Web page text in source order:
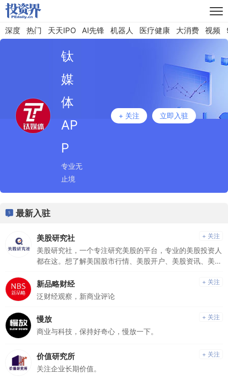
深度 热门 天天IPO AI先锋 机器人 医疗健康 大消费 视频
钛
媒
体
AP
P
专业无
止境
+ 关注 立即入驻
最新入驻
美股研究社 + 关注
美股研究社，一个专注研究美股的平台，专业的美股投资人
都在这。想了解美国股市行情、美股开户、美股资讯、美股
请关注我们吧。
新品略财经 + 关注
泛财经观察，新商业评论
慢放 + 关注
商业与科技，保持好奇心，慢放一下。
价值研究所 + 关注
关注企业长期价值。